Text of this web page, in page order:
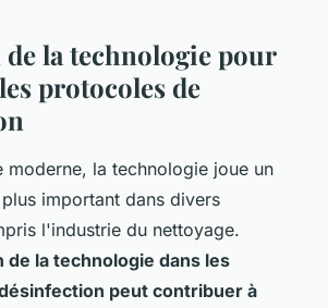
la technologie pour
protocoles de
moderne, la technologie joue un
important dans divers
l'industrie du nettoyage.
de la technologie dans les
peut contribuer à